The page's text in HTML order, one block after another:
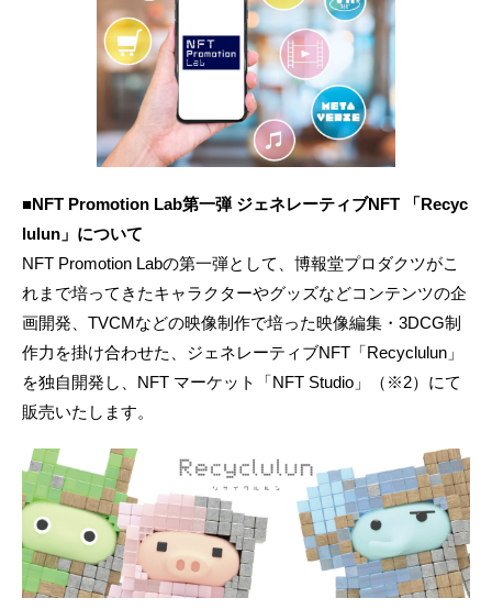
■NFT Promotion Lab第一弾 ジェネレーティブNFT 「Recyc
lulun」について
NFT Promotion Labの第一弾として、博報堂プロダクツがこ
れまで培ってきたキャラクターやグッズなどコンテンツの企
画開発、TVCMなどの映像制作で培った映像編集・3DCG制
作力を掛け合わせた、ジェネレーティブNFT「Recyclulun」
を独自開発し、NFT マーケット「NFT Studio」（※2）にて
販売いたします。